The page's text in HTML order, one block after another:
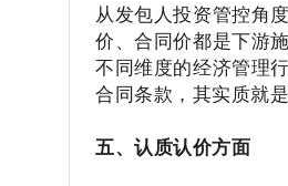
从发包人投资管控角
价、合同价都是下游
不同维度的经济管理
合同条款，其实质就
五、认质认价方面